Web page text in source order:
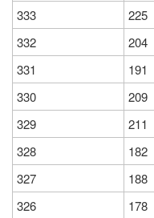
333
225
332
204
331
191
330
209
329
211
328
182
327
188
326
178